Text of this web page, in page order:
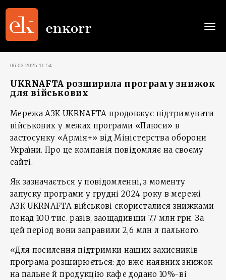
06.03.2025 11:54
UKRNAFTA розширила програму знижок
для військових
Мережа АЗК UKRNAFTA продовжує підтримувати
військових у межах програми «Плюси» в
застосунку «Армія+» від Міністерства оборони
України. Про це компанія повідомляє на своєму
сайті.
Як зазначається у повідомленні, з моменту
запуску програми у грудні 2024 року в мережі
АЗК UKRNAFTA військові скористалися знижками
понад 100 тис. разів, заощадивши 7,7 млн грн. За
цей період вони заправили 2,6 млн л пального.
«Для посилення підтримки наших захисників
програма розширюється: до вже наявних знижок
на пальне й продукцію кафе додано 10%-ві